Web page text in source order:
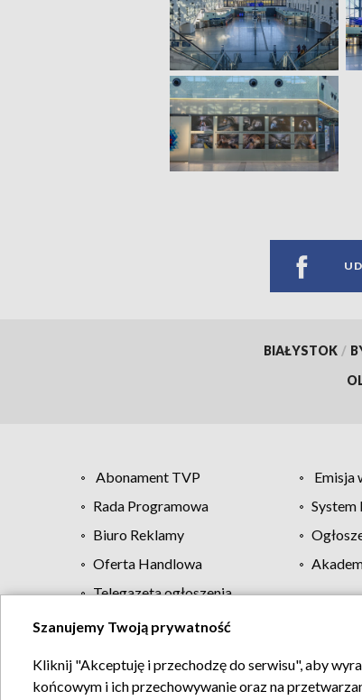
BIAŁYSTOK /
Abonament TVP Emisja
Rada Programowa
System
Biuro Reklamy
Oferta Handlowa
Telegazeta ogłoszenia
Regulamin
Szanujemy Twoją prywatność
Kliknij "Akceptuję i przechodzę do serwisu", aby
końcowym i ich przechowywanie oraz na